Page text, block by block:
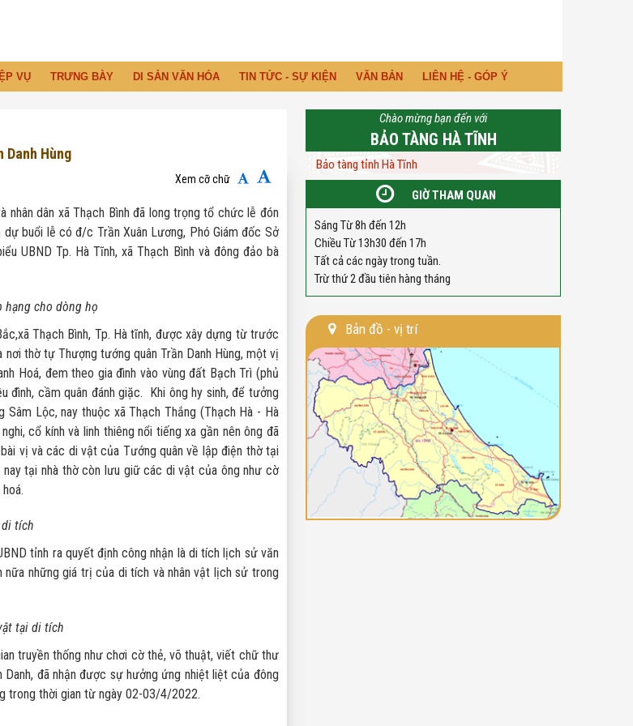
VỤ TRƯNG BÀY DI SẢN VĂN HÓA TIN TỨC - SỰ KIỆN VĂN BẢN LIÊN HỆ - GÓP Ý
Danh Hùng
Xem cỡ chữ
dân xã Thạch Bình đã long trọng tổ chức lễ đón
buổi lễ có đ/c Trần Xuân Lương, Phó Giám đốc Sở
UBND Tp. Hà Tĩnh, xã Thạch Bình và đông đảo bà
hạng cho dòng họ
Thạch Bình, Tp. Hà tĩnh, được xây dựng từ trước
thờ tự Thượng tướng quân Trần Danh Hùng, một vị
Hoá, đem theo gia đình vào vùng đất Bạch Trì (phủ
đình, cầm quân đánh giặc. Khi ông hy sinh, để tưởng
Lộc, nay thuộc xã Thạch Thắng (Thạch Hà - Hà
cổ kính và linh thiêng nổi tiếng xa gần nên ông đã
vị và các di vật của Tướng quân về lập điện thờ tại
tại nhà thờ còn lưu giữ các di vật của ông như cờ
di tích
tỉnh ra quyết định công nhận là di tích lịch sử văn
những giá trị của di tích và nhân vật lịch sử trong
tại di tích
truyền thống như chơi cờ thẻ, võ thuật, viết chữ thư
đã nhận được sự hưởng ứng nhiệt liệt của đông
trong thời gian từ ngày 02-03/4/2022.
Chào mừng bạn đến với
BẢO TÀNG HÀ TĨNH
Bảo tàng tỉnh Hà Tĩnh
GIỜ THAM QUAN
Sáng Từ 8h đến 12h
Chiều Từ 13h30 đến 17h
Tất cả các ngày trong tuần.
Trừ thứ 2 đầu tiên hàng tháng
Bản đồ - vị trí